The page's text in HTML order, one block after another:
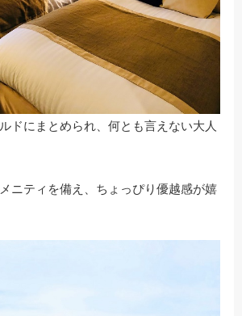
ドにまとめられ、何とも言えない大人
ニティを備え、ちょっぴり優越感が嬉